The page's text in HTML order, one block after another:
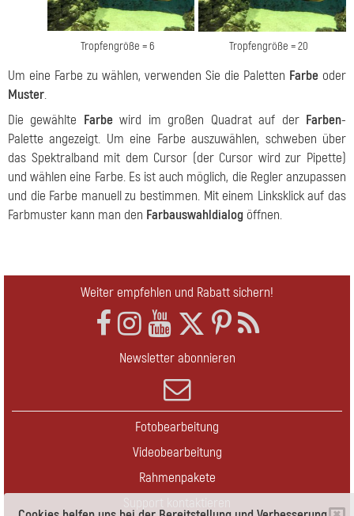
Tropfengröße = 6 Tropfengröße = 20
Um eine Farbe zu wählen, verwenden Sie die Paletten Farbe oder
Muster.
Die gewählte Farbewird im großen Quadrat auf der Farben-
Palette angezeigt. Um eine Farbe auszuwählen, schweben über
das Spektralband mit dem Cursor (der Cursor wird zur Pipette)
und wählen eine Farbe. Es ist auch möglich, die Regler anzupassen
und die Farbe manuell zu bestimmen. Mit einem Linksklick auf das
Farbmuster kann man den Farbauswahldialog öffnen.
Weiter empfehlen und Rabatt sichern!
Newsletter abonnieren
Fotobearbeitung
Videobearbeitung
Rahmenpakete